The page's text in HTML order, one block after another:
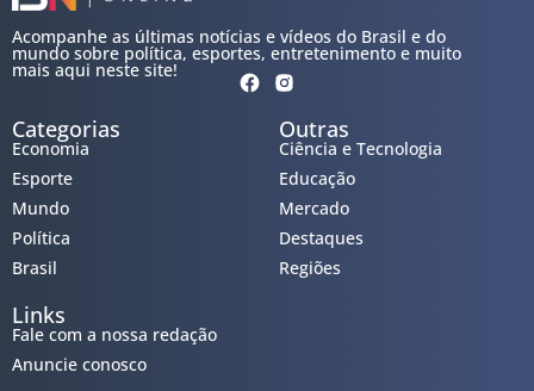
Acompanhe as últimas notícias e vídeos do Brasil e do
mundo sobre política, esportes, entretenimento e muito
mais aqui neste site!
Categorias
Economia
Esporte
Mundo
Política
Brasil
Outras
Ciência e Tecnologia
Educação
Mercado
Destaques
Regiões
Links
Fale com a nossa redação
Anuncie conosco